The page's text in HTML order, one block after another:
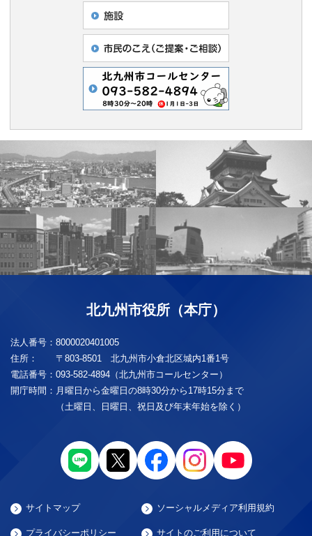
北九州市役所（本庁）
法人番号： 8000020401005
住所：
〒803-8501 北九州市小倉北区城内1番1号
電話番号： 093-582-4894（北九州市コールセンター）
開庁時間： 月曜日から金曜日の8時30分から17時15分まで
（土曜日、日曜日、祝日及び年末年始を除く）
サイトマップ ソーシャルメディア利用規約
プライバシーポリシー サイトのご利用について